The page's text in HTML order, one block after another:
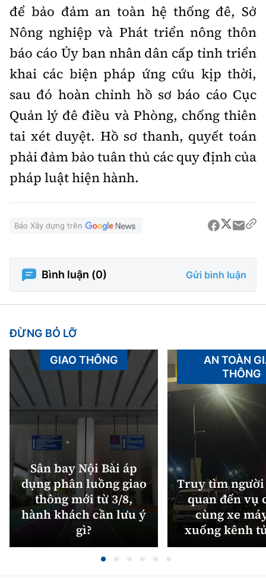
để bảo đảm an toàn hệ thống đê, Sở
Nông nghiệp và Phát triển nông thôn
báo cáo Ủy ban nhân dân cấp tỉnh triển
khai các biện pháp ứng cứu kịp thời,
sau đó hoàn chỉnh hồ sơ báo cáo Cục
Quản lý đê điều và Phòng, chống thiên
tai xét duyệt. Hồ sơ thanh, quyết toán
phải đảm bảo tuân thủ các quy định của
pháp luật hiện hành.
Báo Xây dựng trên
Bình luận (0) Gửi bình luận
ĐỪNG BỎ LỠ
Sân bay Nội Bài áp
dụng phân luồng giao
thông mới từ 3/8,
hành khách cần lưu ý
gì?
GIAO THÔNG
Truy tìm
quan đến vụ
cùng xe
xuống kênh
AN TOÀN
THÔNG